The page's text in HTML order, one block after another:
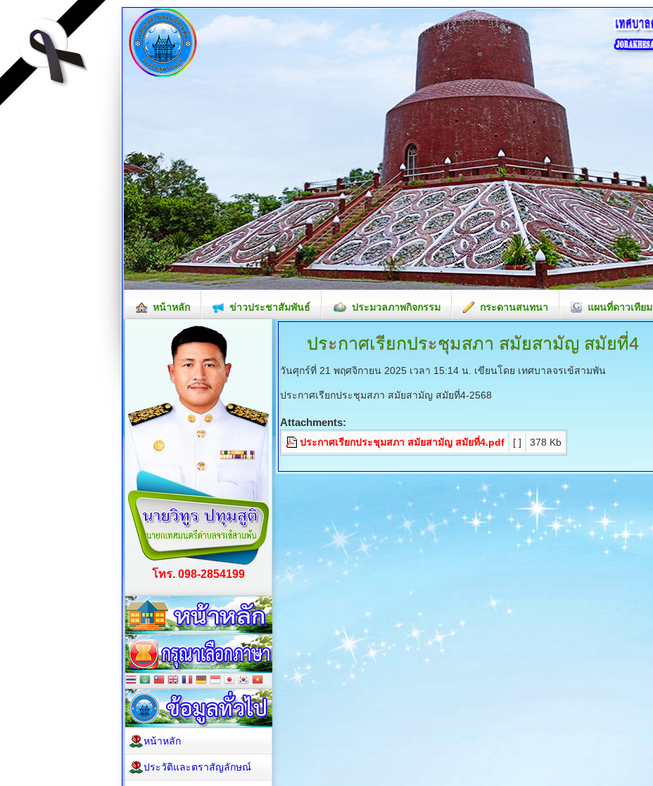
หน้าหลัก ข่าวประชาสัมพันธ์ ประมวลภาพกิจกรรม กระดานสนทนา แผนที่ดาวเทียม
ประกาศเรียกประชุมสภา สมัยสามัญ สมัยที่4
วันศุกร์ที่ 21 พฤศจิกายน 2025 เวลา 15:14 น. เขียนโดย เทศบาลจรเข้สามพัน
ประกาศเรียกประชุมสภา สมัยสามัญ สมัยที่4-2568
Attachments:
ประกาศเรียกประชุมสภา สมัยสามัญ สมัยที่4.pdf [ ] 378 Kb
โทร. 098-2854199
หน้าหลัก
ประวัติและตราสัญลักษณ์